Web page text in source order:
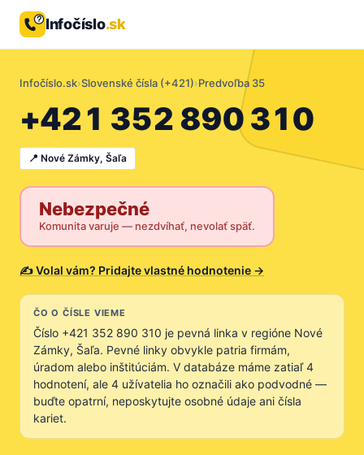
Infočíslo.sk
Infočíslo.sk›Slovenské čísla (+421)›Predvoľba 35
+421 352 890 310
📍 Nové Zámky, Šaľa
Nebezpečné
Komunita varuje — nezdvíhať, nevolať späť.
✍ Volal vám? Pridajte vlastné hodnotenie →
ČO O ČÍSLE VIEME
Číslo +421 352 890 310 je pevná linka v regióne Nové
Zámky, Šaľa. Pevné linky obvykle patria firmám,
úradom alebo inštitúciám. V databáze máme zatiaľ 4
hodnotení, ale 4 užívatelia ho označili ako podvodné —
buďte opatrní, neposkytujte osobné údaje ani čísla
kariet.